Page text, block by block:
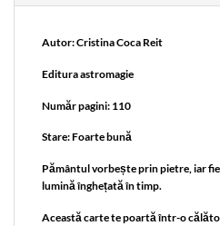
Autor: Cristina Coca Reit
Editura astromagie
Număr pagini: 110
Stare: Foarte bună
Pământul vorbește prin pietre, iar
lumină înghețată în timp.
Această carte te poartă într-o